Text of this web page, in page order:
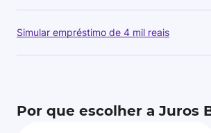
Simular empréstimo de 4 mil reais
Por que escolher a Juros